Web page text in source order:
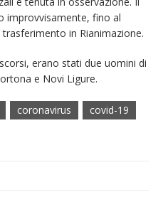
improvvisamente, fino al
in Rianimazione.
erano stati due uomini di
e Novi Ligure.
coronavirus
covid-19